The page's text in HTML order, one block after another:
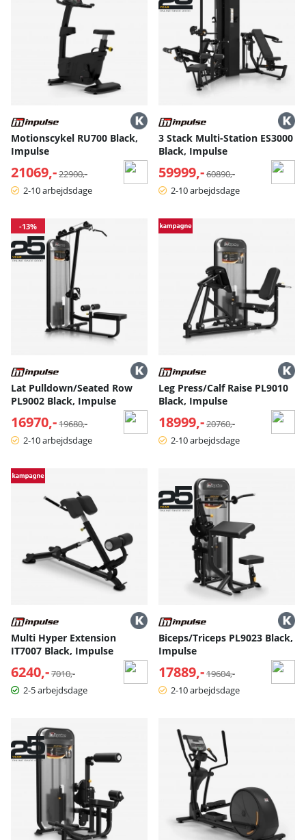
Motionscykel RU700 Black,
Impulse
21069,- Normalpris:
22900,-
2-10 arbejdsdage
3 Stack Multi-Station ES3000
Black, Impulse
59999,- Normalpris:
60890,-
2-10 arbejdsdage
-13%
Lat Pulldown/Seated Row
PL9002 Black, Impulse
16970,- Normalpris:
19680,-
2-10 arbejdsdage
Leg Press/Calf Raise PL9010
Black, Impulse
18999,- Normalpris:
20760,-
2-10 arbejdsdage
Multi Hyper Extension
IT7007 Black, Impulse
6240,-Normalpris:
7010,-
2-5 arbejdsdage
Biceps/Triceps PL9023 Black,
Impulse
17889,- Normalpris:
19604,-
2-10 arbejdsdage